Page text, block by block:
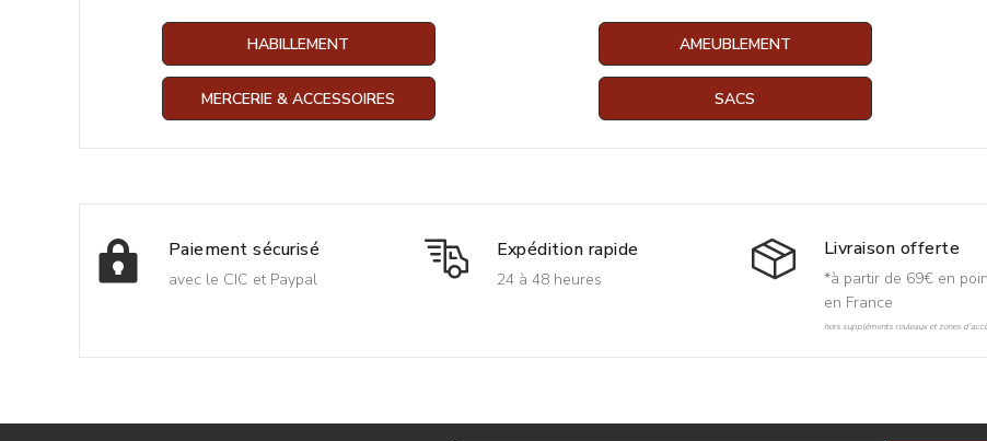
HABILLEMENT AMEUBLEMENT
MERCERIE & ACCESSOIRES SACS
Paiement sécurisé
avec le CIC et Paypal
Expédition rapide
24 à 48 heures
Livraison offerte
*à partir de 69€ en
en France
hors suppléments rouleaux et zones